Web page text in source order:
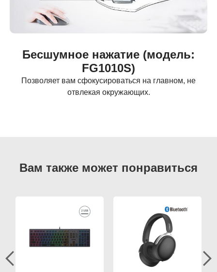
Бесшумное нажатие (модель:
FG1010S)
Позволяет вам сфокусироваться на главном, не
отвлекая окружающих.